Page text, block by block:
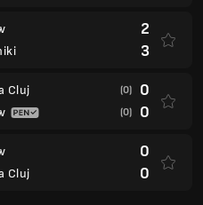
2
3
Cluj
(0) 0
(0) 0
Cluj
0
0